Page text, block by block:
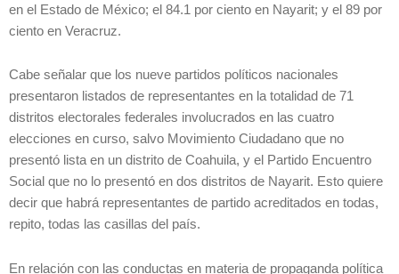
en el Estado de México; el 84.1 por ciento en Nayarit; y el 89 por
ciento en Veracruz.
Cabe señalar que los nueve partidos políticos nacionales
presentaron listados de representantes en la totalidad de 71
distritos electorales federales involucrados en las cuatro
elecciones en curso, salvo Movimiento Ciudadano que no
presentó lista en un distrito de Coahuila, y el Partido Encuentro
Social que no lo presentó en dos distritos de Nayarit. Esto quiere
decir que habrá representantes de partido acreditados en todas,
repito, todas las casillas del país.
En relación con las conductas en materia de propaganda política